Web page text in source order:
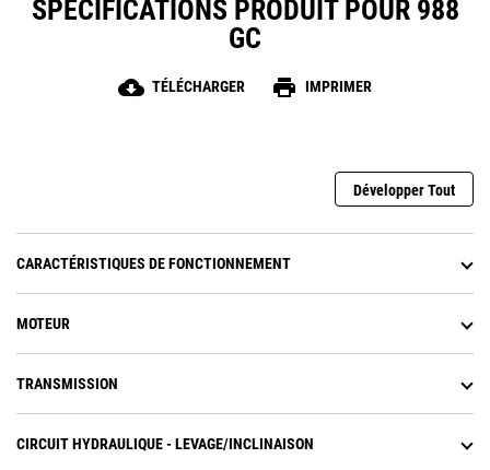
SPÉCIFICATIONS PRODUIT POUR 988
GC
cloud_download TÉLÉCHARGER print IMPRIMER
Développer Tout
CARACTÉRISTIQUES DE FONCTIONNEMENT
MOTEUR
TRANSMISSION
CIRCUIT HYDRAULIQUE - LEVAGE/INCLINAISON